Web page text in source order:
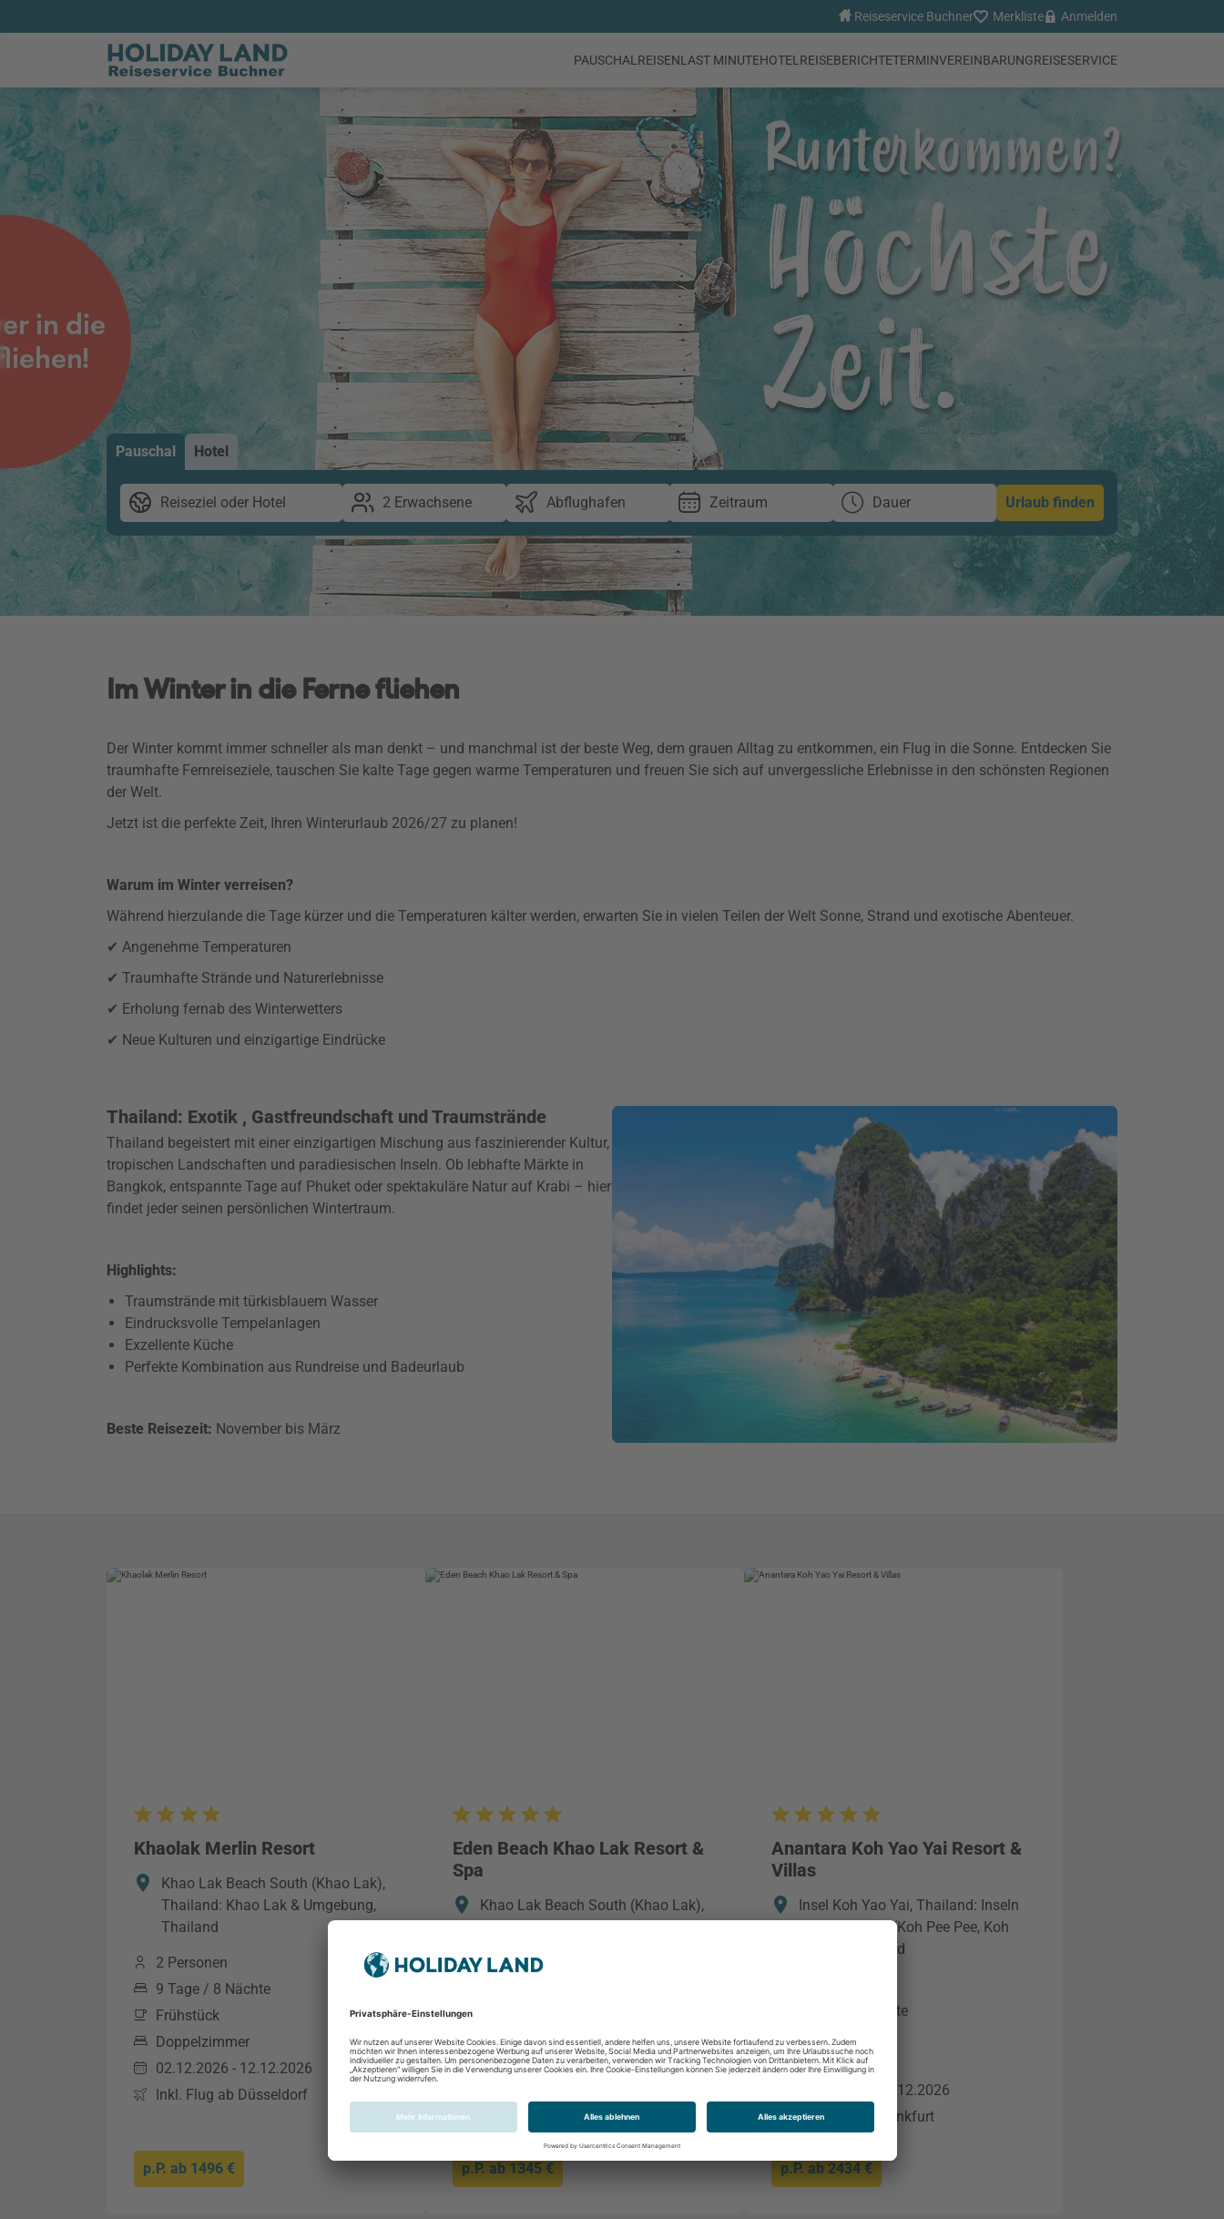
Reiseservice Buchner Merkliste Anmelden
PAUSCHALREISENLAST MINUTEHOTEL REISEBERICHTETERMINVEREINBARUNGREISESERVICE
Pauschal Hotel
Reiseziel oder Hotel 2 Erwachsene Abflughafen Zeitraum Dauer Urlaub finden
Im Winter in die Ferne fliehen
Der Winter kommt immer schneller als man denkt – und manchmal ist der beste Weg, dem grauen Alltag zu entkommen, ein Flug in die Sonne. Entdecken Sie
traumhafte Fernreiseziele, tauschen Sie kalte Tage gegen warme Temperaturen und freuen Sie sich auf unvergessliche Erlebnisse in den schönsten Regionen
der Welt.
Jetzt ist die perfekte Zeit, Ihren Winterurlaub 2026/27 zu planen!
Warum im Winter verreisen?
Während hierzulande die Tage kürzer und die Temperaturen kälter werden, erwarten Sie in vielen Teilen der Welt Sonne, Strand und exotische Abenteuer.
✔ Angenehme Temperaturen
✔ Traumhafte Strände und Naturerlebnisse
✔ Erholung fernab des Winterwetters
✔ Neue Kulturen und einzigartige Eindrücke
Thailand: Exotik , Gastfreundschaft und Traumstrände
Thailand begeistert mit einer einzigartigen Mischung aus faszinierender Kultur,
tropischen Landschaften und paradiesischen Inseln. Ob lebhafte Märkte in
Bangkok, entspannte Tage auf Phuket oder spektakuläre Natur auf Krabi – hier
findet jeder seinen persönlichen Wintertraum.
Highlights:
Traumstrände mit türkisblauem Wasser
Eindrucksvolle Tempelanlagen
Exzellente Küche
Perfekte Kombination aus Rundreise und Badeurlaub
Beste Reisezeit: November bis März
Khaolak Merlin Resort
Khao Lak Beach South (Khao Lak),
Thailand: Khao Lak & Umgebung,
Thailand
2 Personen
9 Tage / 8 Nächte
Frühstück
Doppelzimmer
02.12.2026 - 12.12.2026
Inkl. Flug ab Düsseldorf
p.P. ab 1496 €
Eden Beach Khao Lak Resort &
Spa
Khao Lak Beach South (Khao Lak),
Frühstück
Doppelzimmer
Inkl. Flug ab Düsseldorf
p.P. ab 1345 €
Anantara Koh Yao Yai Resort &
Villas
Insel Koh Yao Yai, Thailand: Inseln
Andaman See (Koh Pee Pee, Koh
Lanta), Thailand
9 Tage / 8 Nächte
Frühstück
Suite
06.12.2026 - 16.12.2026
Inkl. Flug ab Frankfurt
p.P. ab 2434 €